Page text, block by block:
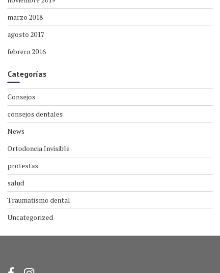
marzo 2018
agosto 2017
febrero 2016
Categorías
Consejos
consejos dentales
News
Ortodoncia Invisible
protestas
salud
Traumatismo dental
Uncategorized